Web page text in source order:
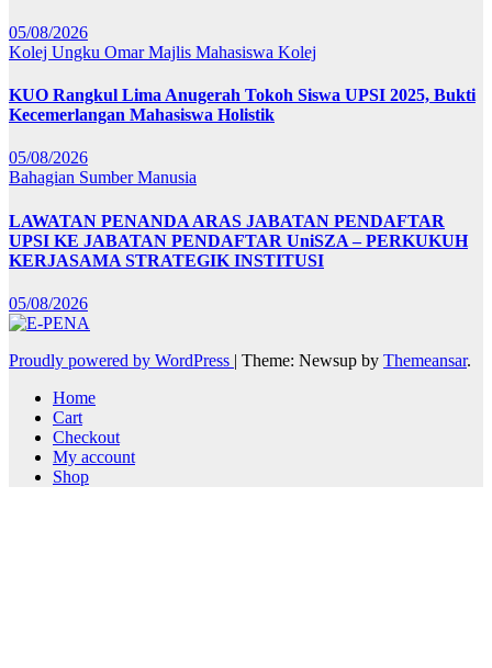
05/08/2026
Kolej Ungku OmarMajlis Mahasiswa Kolej
KUO Rangkul Lima Anugerah Tokoh Siswa UPSI 2025, Bukti
Kecemerlangan Mahasiswa Holistik
05/08/2026
Bahagian Sumber Manusia
LAWATAN PENANDA ARAS JABATAN PENDAFTAR
UPSI KE JABATAN PENDAFTAR UniSZA – PERKUKUH
KERJASAMA STRATEGIK INSTITUSI
05/08/2026
Proudly powered by WordPress | Theme: Newsup by Themeansar.
Home
Cart
Checkout
My account
Shop